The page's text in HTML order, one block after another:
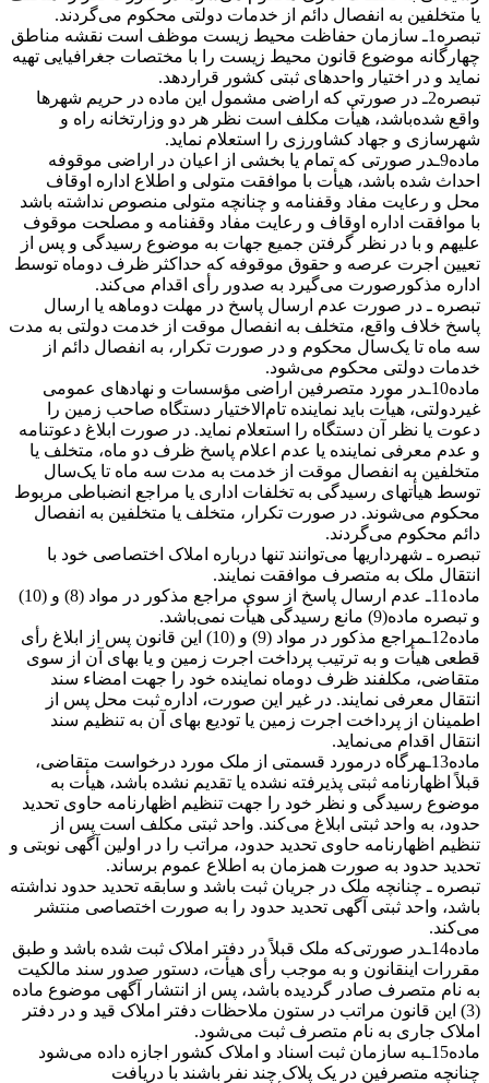
یا متخلفین به انفصال دائم از خدمات دولتی محکوم می‌گردند.
تبصره1ـ سازمان حفاظت محیط زیست موظف است نقشه مناطق
چهارگانه موضوع قانون محیط زیست را با مختصات جغرافیایی تهیه
نماید و در اختیار واحدهای ثبتی کشور قراردهد.
تبصره2ـ در صورتی که اراضی مشمول این ماده در حریم شهر‌ها
واقع شده‌باشد، هیأت مکلف است نظر هر دو وزارتخانه راه و
شهرسازی و جهاد کشاورزی را استعلام نماید.
ماده9ـدر صورتی که تمام یا بخشی از اعیان در اراضی موقوفه
احداث شده باشد، هیأت با موافقت متولی و اطلاع اداره اوقاف
محل و رعایت مفاد وقفنامه و چنانچه متولی منصوص نداشته باشد
با موافقت اداره اوقاف و رعایت مفاد وقفنامه و مصلحت موقوف
علیهم و با در نظر گرفتن جمیع جهات به موضوع رسیدگی و پس از
تعیین اجرت عرصه و حقوق موقوفه که حداکثر ظرف دوماه توسط
اداره مذکورصورت می‌گیرد به صدور رأی اقدام می‌کند.
تبصره ـ در صورت عدم ارسال پاسخ در مهلت دو‌ماهه یا ارسال
پاسخ خلاف واقع، متخلف به انفصال موقت از خدمت دولتی به مدت
سه ماه تا یک‌سال محکوم و در صورت تکرار، به انفصال دائم از
خدمات دولتی محکوم می‌شود.
ماده10ـدر مورد متصرفین اراضی مؤسسات و نهادهای عمومی
غیردولتی، هیأت باید نماینده تام‌الاختیار دستگاه صاحب زمین را
دعوت یا نظر آن دستگاه را استعلام نماید. در صورت ابلاغ دعوتنامه
و عدم معرفی نماینده یا عدم اعلام پاسخ ظرف دو‌ ماه، متخلف یا
متخلفین به انفصال موقت از خدمت به مدت سه ماه تا یک‌سال
توسط هیأتهای رسیدگی به تخلفات اداری یا مراجع انضباطی مربوط
محکوم می‌شوند. در صورت تکرار، متخلف یا متخلفین به انفصال
دائم محکوم می‌گردند.
تبصره ـ شهرداریها می‌توانند تنها درباره املاک اختصاصی خود با
انتقال ملک به متصرف موافقت نمایند.
ماده11ـ عدم ارسال پاسخ از سوی مراجع مذکور در مواد (8) و (10)
و تبصره ماده(9) مانع رسیدگی هیأت نمی‌باشد.
ماده12ـمراجع مذکور در مواد (9) و (10) این قانون پس از ابلاغ رأی
قطعی هیأت و به ترتیب پرداخت اجرت زمین و یا بهای آن از سوی
متقاضی، مکلفند ظرف دوماه نماینده خود را جهت امضاء سند
انتقال معرفی نمایند. در غیر این صورت، اداره ثبت محل پس از
اطمینان از پرداخت اجرت زمین یا تودیع بهای آن به تنظیم سند
انتقال اقدام می‌نماید.
ماده13ـهرگاه درمورد قسمتی از ملک مورد درخواست متقاضی،
قبلاً اظهارنامه ثبتی پذیرفته نشده یا تقدیم نشده باشد، هیأت به
موضوع رسیدگی و نظر خود را جهت تنظیم اظهارنامه حاوی تحدید
حدود، به واحد ثبتی ابلاغ می‌کند. واحد ثبتی مکلف است پس از
تنظیم اظهارنامه حاوی تحدید حدود، مراتب را در اولین آگهی نوبتی و
تحدید حدود به صورت همزمان به اطلاع عموم برساند.
تبصره ـ چنانچه ملک در جریان ثبت باشد و سابقه تحدید حدود نداشته
باشد، واحد ثبتی آگهی تحدید حدود را به صورت اختصاصی منتشر
می‌کند.
ماده14ـدر صورتی‌که ملک قبلاً در دفتر املاک ثبت شده باشد و طبق
مقررات اینقانون و به موجب رأی هیأت، دستور صدور سند مالکیت
به نام متصرف صادر گردیده ‌باشد، پس از انتشار آگهی موضوع ماده
(3) این قانون مراتب در ستون ملاحظات دفتر املاک قید و در دفتر
املاک جاری به نام متصرف ثبت می‌شود.
ماده15ـبه سازمان ثبت اسناد و املاک کشور اجازه داده می‌شود
چنانچه متصرفین در یک پلاک چند نفر باشند با دریافت